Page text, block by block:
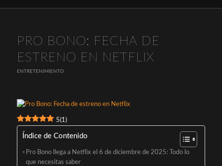
PRO BONO: FECHA DE
ESTRENO EN NETFLIX
ENTRETENIMIENTO
5(1)
Índice de Contenido
Pro Bono llega a Netflix el 6 de diciembre de 2025: Todo lo
que necesitas saber